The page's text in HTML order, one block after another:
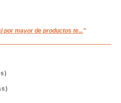
por mayor de productos te..."